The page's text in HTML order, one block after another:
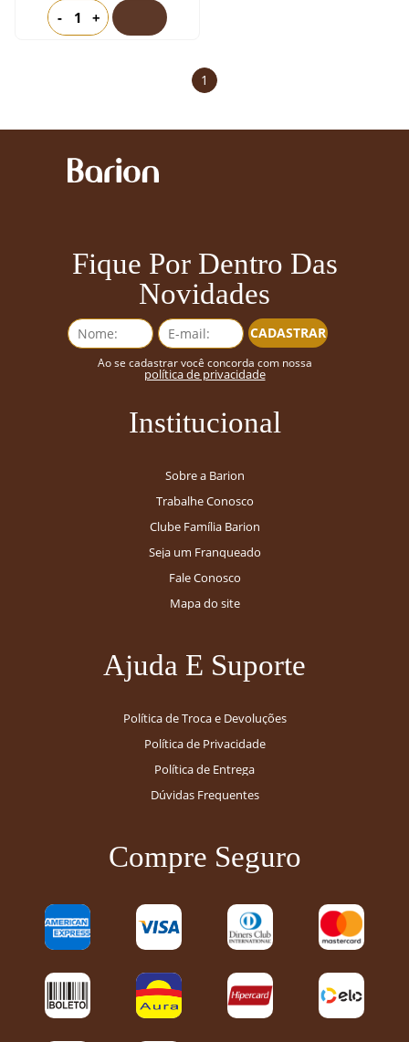
- +
1
Fique Por Dentro Das
Novidades
CADASTRAR
Ao se cadastrar você concorda com nossa
política de privacidade
Institucional
Sobre a Barion
Trabalhe Conosco
Clube Família Barion
Seja um Franqueado
Fale Conosco
Mapa do site
Ajuda E Suporte
Política de Troca e Devoluções
Política de Privacidade
Política de Entrega
Dúvidas Frequentes
Compre Seguro